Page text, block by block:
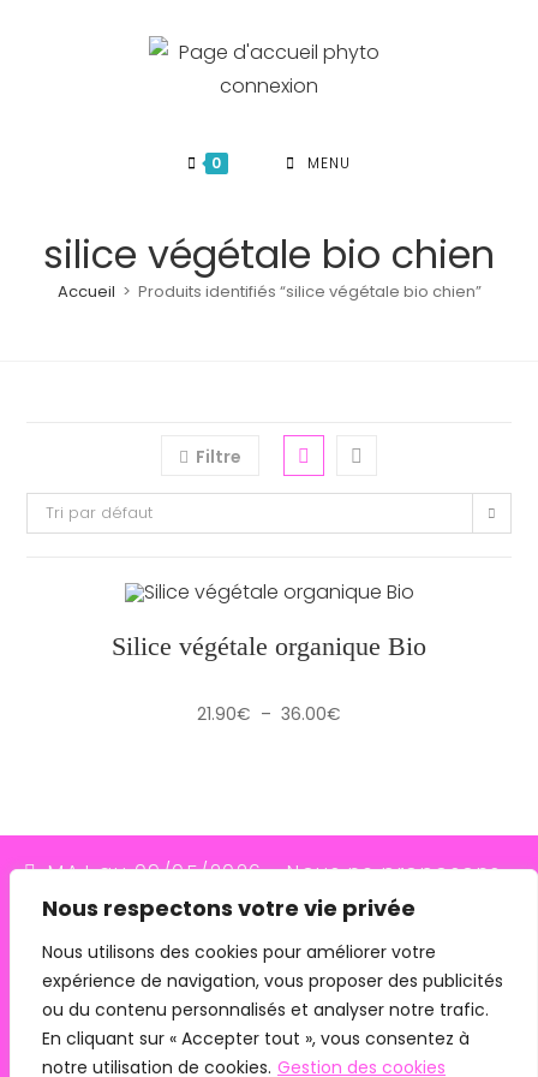
Nous respectons votre vie privée
Nous utilisons des cookies pour améliorer votre
expérience de navigation, vous proposer des publicités
ou du contenu personnalisés et analyser notre trafic.
En cliquant sur « Accepter tout », vous consentez à
notre utilisation de cookies. Gestion des cookies
MAJ au 09/05/2026 - Nous ne proposons
plus le transporteur Relais Colis (placés en
redressement judiciaire le 10/03/26, ils
n'assurent plus les livraisons depuis le
07/05/26). Pour les commandes avec
remise en main propre, merci de me
0 MENU
silice végétale bio chien
Accueil > Produits identifiés “silice végétale bio chien”
Filtre
Tri par défaut
Silice végétale organique Bio
21.90€ – 36.00€